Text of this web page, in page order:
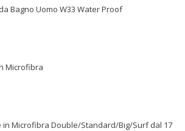
Bagno Uomo W33 Water Proof
Microfibra
in Microfibra Double/Standard/Big/Surf dal 17